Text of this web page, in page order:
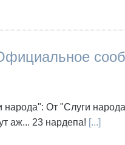
народа": От "Слуги
аж... 23 нардепа! [...]